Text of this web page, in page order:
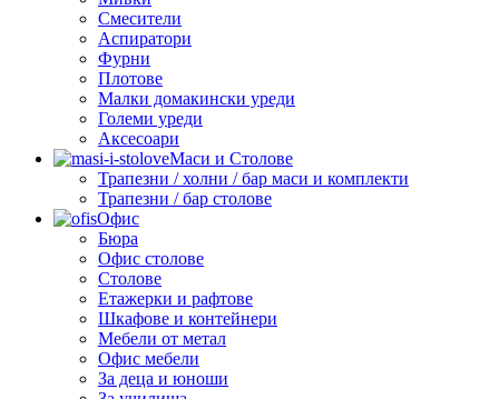
Смесители
Аспиратори
Фурни
Плотове
Малки домакински уреди
Големи уреди
Аксесоари
Маси и Столове
Трапезни / холни / бар маси и комплекти
Трапезни / бар столове
Офис
Бюра
Офис столове
Столове
Етажерки и рафтове
Шкафове и контейнери
Мебели от метал
Офис мебели
За деца и юноши